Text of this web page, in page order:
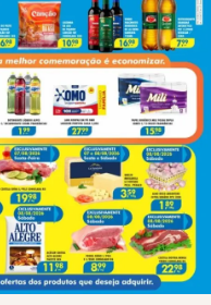
(43) 991545950